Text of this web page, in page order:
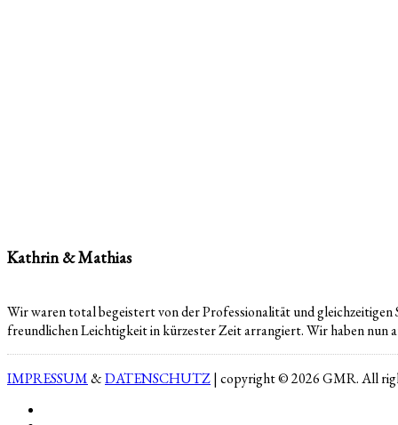
Kathrin & Mathias
Wir waren total begeistert von der Professionalität und
freundlichen Leichtigkeit in kürzester Zeit arrangiert. Wir haben
IMPRESSUM&DATENSCHUTZ| copyright © 2026 GMR. All